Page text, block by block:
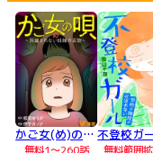
かご女(め)の唄～祝福されない妊婦の哀歌～